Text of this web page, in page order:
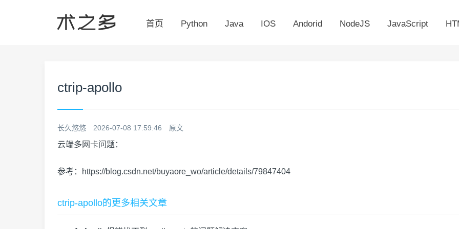
首页 Python Java IOS Andorid NodeJS JavaScript
ctrip-apollo
长久悠悠 2026-07-08 17:59:46 原文
云端多网卡问题：
参考：https://blog.csdn.net/buyaore_wo/article/details/79847404
ctrip-apollo的更多相关文章